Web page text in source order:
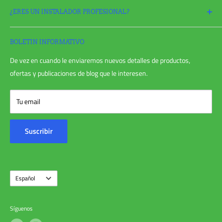
Política de devoluciones
Solicitar una devolución
Politica de reembolso
Politica de envios
política de privacidad
Entrada en el blog
Opiniones de los usuarios
Contáctenos
Sobre nosotros
BOLETIN INFORMATIVO
De vez en cuando le enviaremos nuevos detalles de productos,
ofertas y publicaciones de blog que le interesen.
Tu email
Suscribir
¿ERES UN INSTALADOR PROFESIONAL?
¡Soliciteuna cuenta Pro hoy y aproveche al máximo todas sus
necesidades de riego!
Idioma
Español
Síguenos